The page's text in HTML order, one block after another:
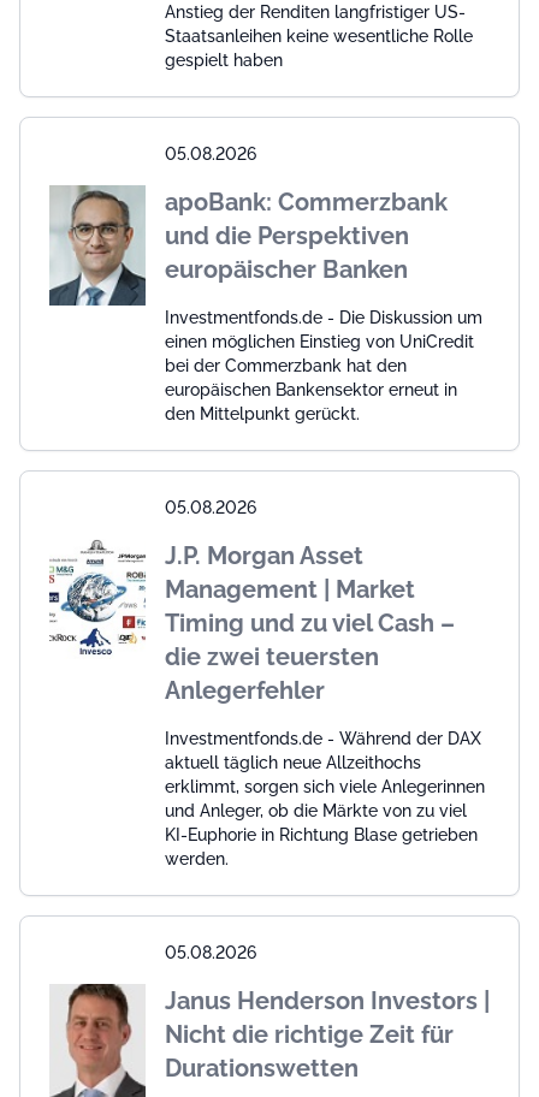
Anstieg der Renditen langfristiger US-
Staatsanleihen keine wesentliche Rolle
gespielt haben
05.08.2026
apoBank: Commerzbank
und die Perspektiven
europäischer Banken
Investmentfonds.de - Die Diskussion um
einen möglichen Einstieg von UniCredit
bei der Commerzbank hat den
europäischen Bankensektor erneut in
den Mittelpunkt gerückt.
05.08.2026
J.P. Morgan Asset
Management | Market
Timing und zu viel Cash –
die zwei teuersten
Anlegerfehler
Investmentfonds.de - Während der DAX
aktuell täglich neue Allzeithochs
erklimmt, sorgen sich viele Anlegerinnen
und Anleger, ob die Märkte von zu viel
KI-Euphorie in Richtung Blase getrieben
werden.
05.08.2026
Janus Henderson Investors |
Nicht die richtige Zeit für
Durationswetten